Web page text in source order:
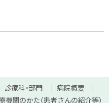
診療科・部門
病院概要
機関のかた（患者さんの紹介等）